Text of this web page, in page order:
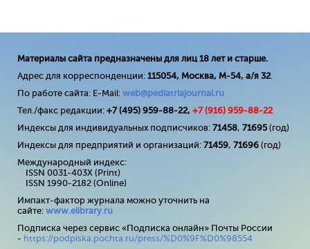
Материалы сайта предназначены для лиц 18 лет и старше.
Адрес для корреспонденции: 115054, Москва, М-54, а/я 32.
По работе сайта: E-Mail: web@pediatriajournal.ru
Тел./факс редакции: +7 (495) 959-88-22, +7 (916) 959-88-22
Индексы для индивидуальных подписчиков: 71458, 71695(год)
Индексы для предприятий и организаций: 71459, 71696 (год)
Международный индекс:
ISSN 0031-403X (Print)
ISSN 1990-2182 (Online)
Импакт-фактор журнала можно уточнить на
сайте: www.elibrary.ru
Подписка через сервис «Подписка онлайн» Почты России
- https://podpiska.pochta.ru/press/%D0%9F%D0%98554